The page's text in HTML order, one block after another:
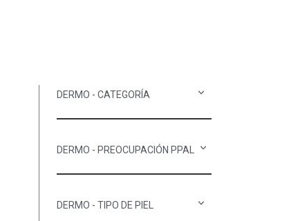
DERMO - CATEGORÍA
DERMO - PREOCUPACIÓN PPAL
DERMO - TIPO DE PIEL